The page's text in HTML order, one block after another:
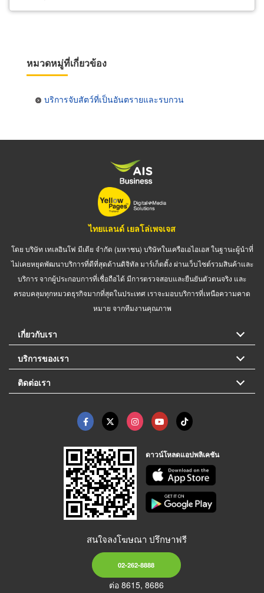
หมวดหมู่ที่เกี่ยวข้อง
บริการจับสัตว์ที่เป็นอันตรายและรบกวน
ไทยแลนด์ เยลโล่เพจเจส
โดย บริษัท เทเลอินโฟ มีเดีย จำกัด (มหาชน) บริษัทในเครือเอไอเอส ในฐานะผู้นำที่
ไม่เคยหยุดพัฒนาบริการที่ดีที่สุดด้านดิจิทัล มาร์เก็ตติ้ง ผ่านเว็บไซต์รวมสินค้าและ
บริการ จากผู้ประกอบการที่เชื่อถือได้ มีการตรวจสอบและยืนยันตัวตนจริง และ
ครอบคลุมทุกหมวดธุรกิจมากที่สุดในประเทศ เราจะมอบบริการที่เหนือความคาด
หมาย จากทีมงานคุณภาพ
เกี่ยวกับเรา
บริการของเรา
ติดต่อเรา
ดาวน์โหลดแอปพลิเคชัน
สนใจลงโฆษณา ปรึกษาฟรี
02-262-8888
ต่อ 8615, 8686